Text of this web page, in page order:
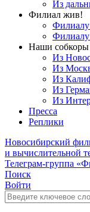
Из
Филиал жив!
Наши
Из
Из
Из
Из
Из
Пресса
Реплики
Новосибирский
и вычислительной
Телеграм-группа
Поиск
Войти